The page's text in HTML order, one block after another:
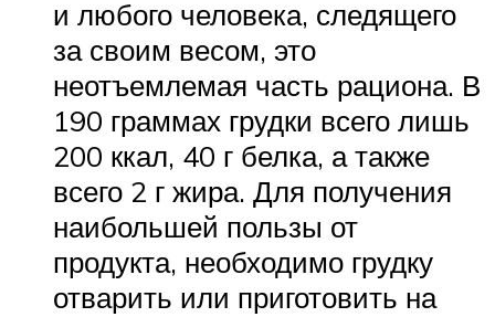
и любого человека, следящего
за своим весом, это
неотъемлемая часть рациона. В
190 граммах грудки всего лишь
200 ккал, 40 г белка, а также
всего 2 г жира. Для получения
наибольшей пользы от
продукта, необходимо грудку
отварить или приготовить на